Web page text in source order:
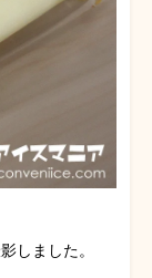
しました。